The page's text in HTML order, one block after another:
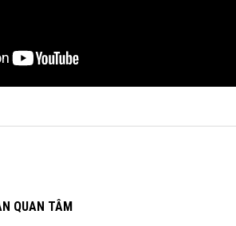
QUAN TÂM